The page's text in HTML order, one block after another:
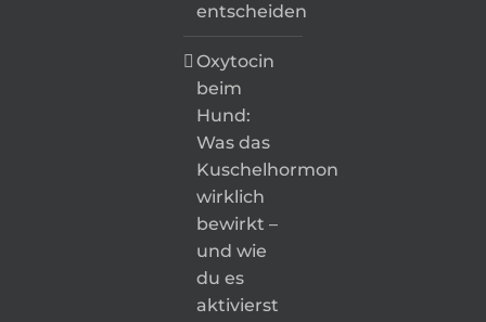
entscheiden
Oxytocin
beim
Hund:
Was das
Kuschelhormon
wirklich
bewirkt –
und wie
du es
aktivierst